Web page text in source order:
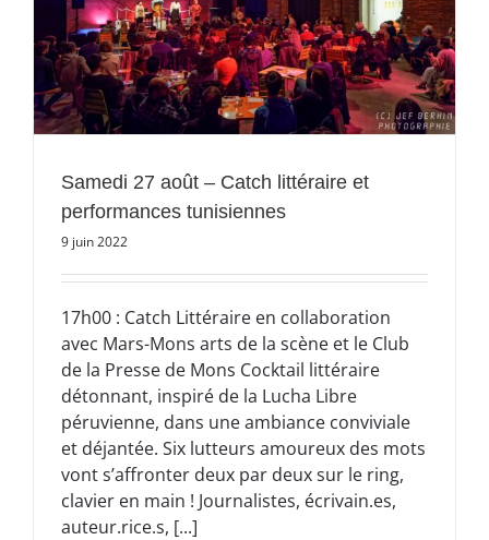
Samedi 27 août – Catch littéraire et
performances tunisiennes
9 juin 2022
17h00 : Catch Littéraire en collaboration
avec Mars-Mons arts de la scène et le Club
de la Presse de Mons Cocktail littéraire
détonnant, inspiré de la Lucha Libre
péruvienne, dans une ambiance conviviale
et déjantée. Six lutteurs amoureux des mots
vont s’affronter deux par deux sur le ring,
clavier en main ! Journalistes, écrivain.es,
auteur.rice.s, [...]